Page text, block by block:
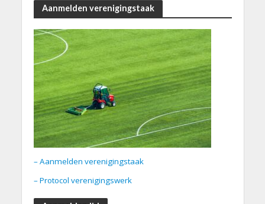
Aanmelden verenigingstaak
– Aanmelden verenigingstaak
– Protocol verenigingswerk